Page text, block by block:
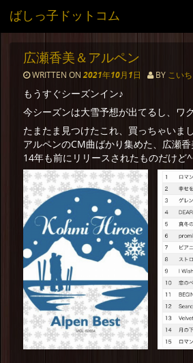
ばしっ子ドットコム
広瀬香美＆アルペン
WRITTEN ON 2021年10月1日 BY こい
もうすぐシーズンイン♪
今シーズンは大雪予想が出てるし、ワ
たまたま見つけたこれ、買っちゃいま
アルペンのCM曲ばかり集めた、広瀬香
14年も前にリリースされたものだけど